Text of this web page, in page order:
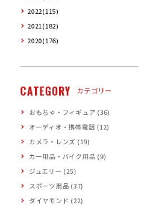
2022(115)
2021(182)
2020(176)
CATEGORY カテゴリー
おもちゃ・フィギュア (36)
オーディオ・携帯電話 (12)
カメラ・レンズ (19)
カー用品・バイク用品 (9)
ジュエリー (25)
スポーツ用品 (37)
ダイヤモンド (22)